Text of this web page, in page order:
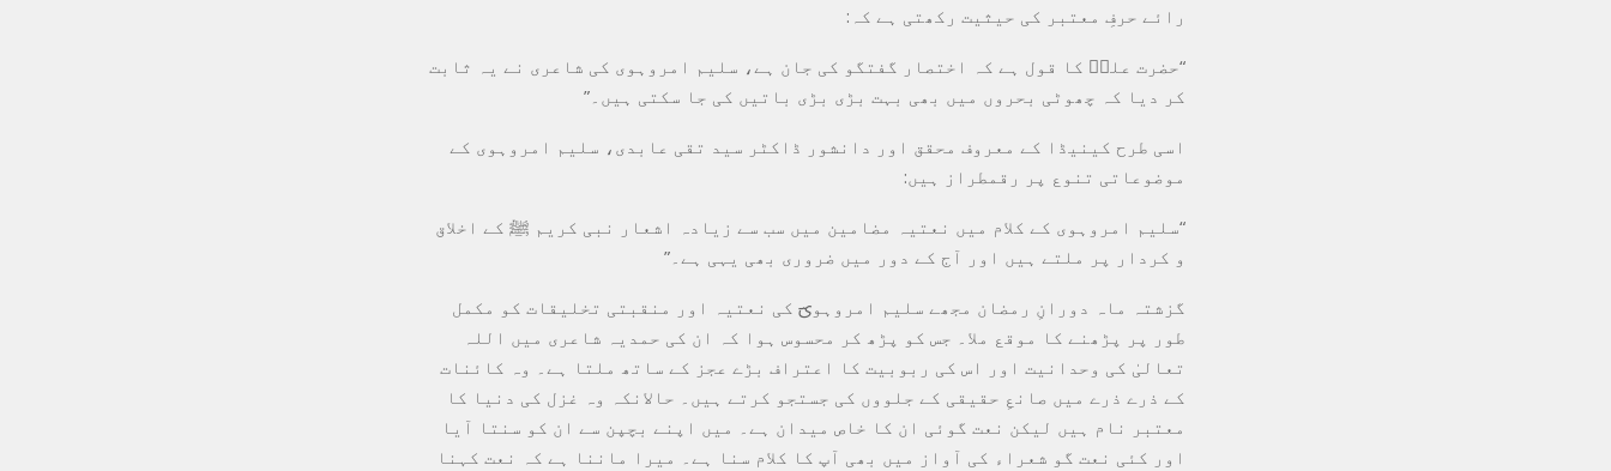
رائے حرفِ معتبر کی حیثیت رکھتی ہے کہ:
“حضرت علیؓ کا قول ہے کہ اختصار گفتگو کی جان ہے، سلیم امروہوی کی شاعری نے یہ ثابت
کر دیا کہ چھوٹی بحروں میں بھی بہت بڑی بڑی باتیں کی جا سکتی ہیں۔”
اسی طرح کینیڈا کے معروف محقق اور دانشور ڈاکٹر سید تقی عابدی، سلیم امروہوی کے
موضوعاتی تنوع پر رقمطراز ہیں:
“سلیم امروہوی کے کلام میں نعتیہ مضامین میں سب سے زیادہ اشعار نبی کریم ﷺ کے اخلاق
و کردار پر ملتے ہیں اور آج کے دور میں ضروری بھی یہی ہے۔”
​گزشتہ ماہ دورانِ رمضان مجھے سلیم امروہویؔ کی نعتیہ اور منقبتی تخلیقات کو مکمل
طور پر پڑھنے کا موقع ملا۔ جس کو پڑھ کر محسوس ہوا کہ ان کی حمدیہ شاعری میں اللہ
تعالیٰ کی وحدانیت اور اس کی ربوبیت کا اعتراف بڑے عجز کے ساتھ ملتا ہے۔ وہ کائنات
کے ذرے ذرے میں صانعِ حقیقی کے جلووں کی جستجو کرتے ہیں۔ حالانکہ وہ غزل کی دنیا کا
معتبر نام ہیں لیکن نعت گوئی ان کا خاص میدان ہے۔ میں اپنے بچپن سے ان کو سنتا آیا
اور کئی نعت گو شعراء کی آواز میں بھی آپ کا کلام سنا ہے۔ میرا ماننا ہے کہ نعت کہنا